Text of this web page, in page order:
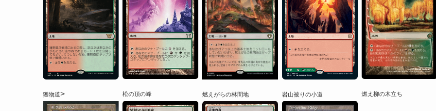
獲物道> 松の頂の峰 燃えがらの林間地 岩山被りの小道 燃え柳の木立ち